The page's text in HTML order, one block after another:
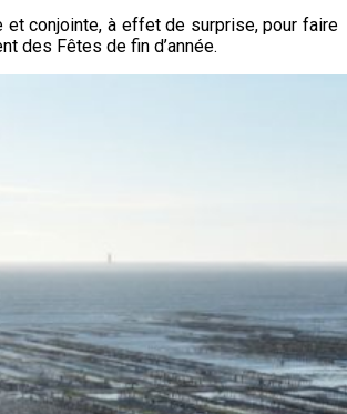
et conjointe, à effet de surprise, pour faire
des Fêtes de fin d’année.